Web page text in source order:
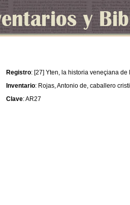
Registro: [27] Yten, la historia veneçiana
Inventario: Rojas, Antonio de, caballero
Clave: AR27